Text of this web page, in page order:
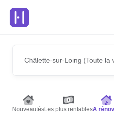
Châlette-sur-Loing (Toute la
NouveautésLes plus rentablesA